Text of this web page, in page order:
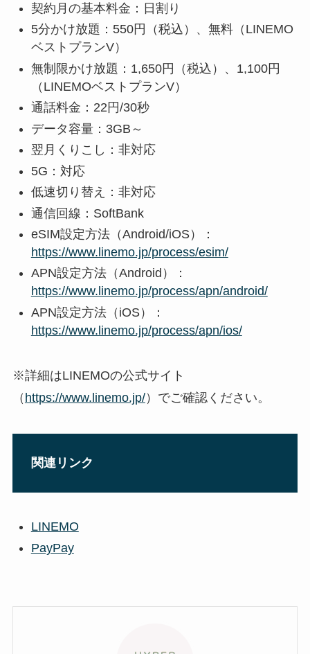
契約月の基本料金：日割り
5分かけ放題：550円（税込）、無料（LINEMO
ベストプランV）
無制限かけ放題：1,650円（税込）、1,100円
（LINEMOベストプランV）
通話料金：22円/30秒
データ容量：3GB～
翌月くりこし：非対応
5G：対応
低速切り替え：非対応
通信回線：SoftBank
eSIM設定方法（Android/iOS）：
https://www.linemo.jp/process/esim/
APN設定方法（Android）：
https://www.linemo.jp/process/apn/android/
APN設定方法（iOS）：
https://www.linemo.jp/process/apn/ios/
※詳細はLINEMOの公式サイト
（ https://www.linemo.jp/）でご確認ください。
関連リンク
LINEMO
PayPay